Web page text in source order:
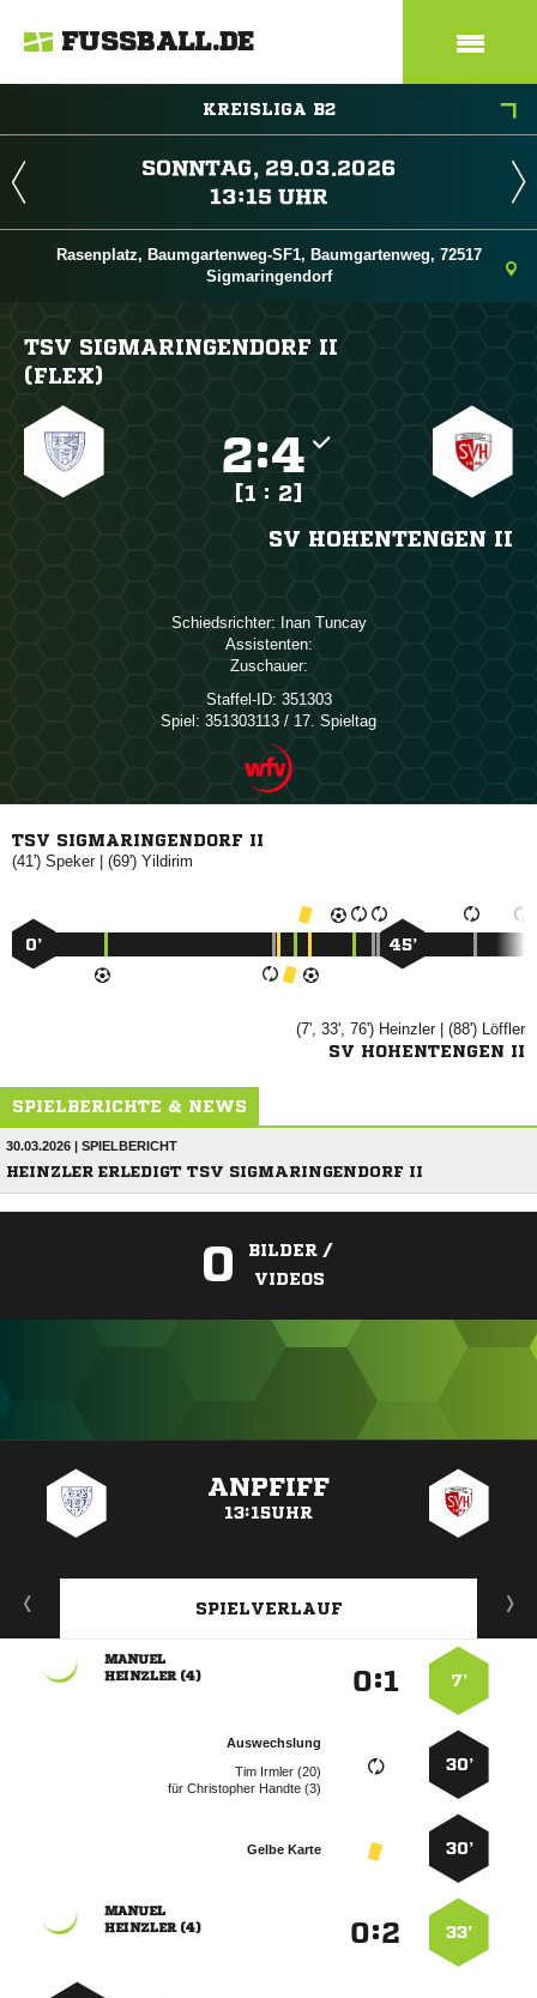
FUSSBALL.DE
KREISLIGA B2
 
 
Rasenplatz, Baumgartenweg-SF1, Baumgartenweg, 72517
Sigmaringendorf
TSV SIGMARINGENDORF II
(FLEX)
:
[1 : 2]
SV HOHENTENGEN II
Schiedsrichter:  
Assistenten:
Zuschauer:
Staffel-ID: 351303
Spiel: 351303113 / 17. Spieltag
TSV SIGMARINGENDORF II
(41') | (69') 
0’ 45’
(7', 33', 76') | (88') 
SV HOHENTENGEN II
SPIELBERICHTE & NEWS
30.03.2026 | SPIELBERICHT
HEINZLER ERLEDIGT TSV SIGMARINGENDORF II
0
BILDER /
VIDEOS
ANPFIFF
13:15UHR
SPIELVERLAUF
7’
:

 
30’
Auswechslung
  
für  
30’
Gelbe Karte
33’
:

 